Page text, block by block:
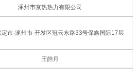
涿州市京热热力有限公司
定市-涿州市-开发区冠云东路33号保鑫国际17层
王皓月